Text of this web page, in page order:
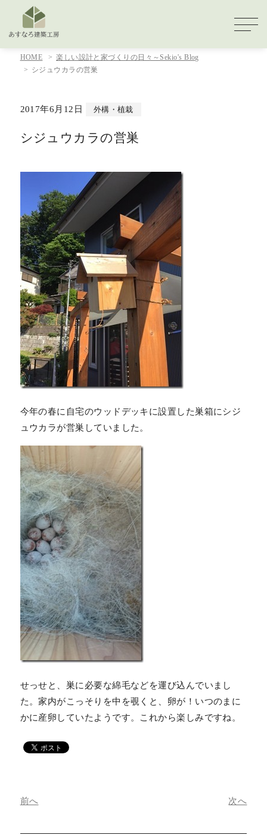
HOME
楽しい設計と家づくりの日々～Sekio's Blog
シジュウカラの営巣
2017年6月12日 外構・植栽
シジュウカラの営巣
今年の春に自宅のウッドデッキに設置した巣箱にシジ
ュウカラが営巣していました。
せっせと、巣に必要な綿毛などを運び込んでいまし
た。家内がこっそりを中を覗くと、卵が！いつのまに
かに産卵していたようです。これから楽しみですね。
前へ 次へ